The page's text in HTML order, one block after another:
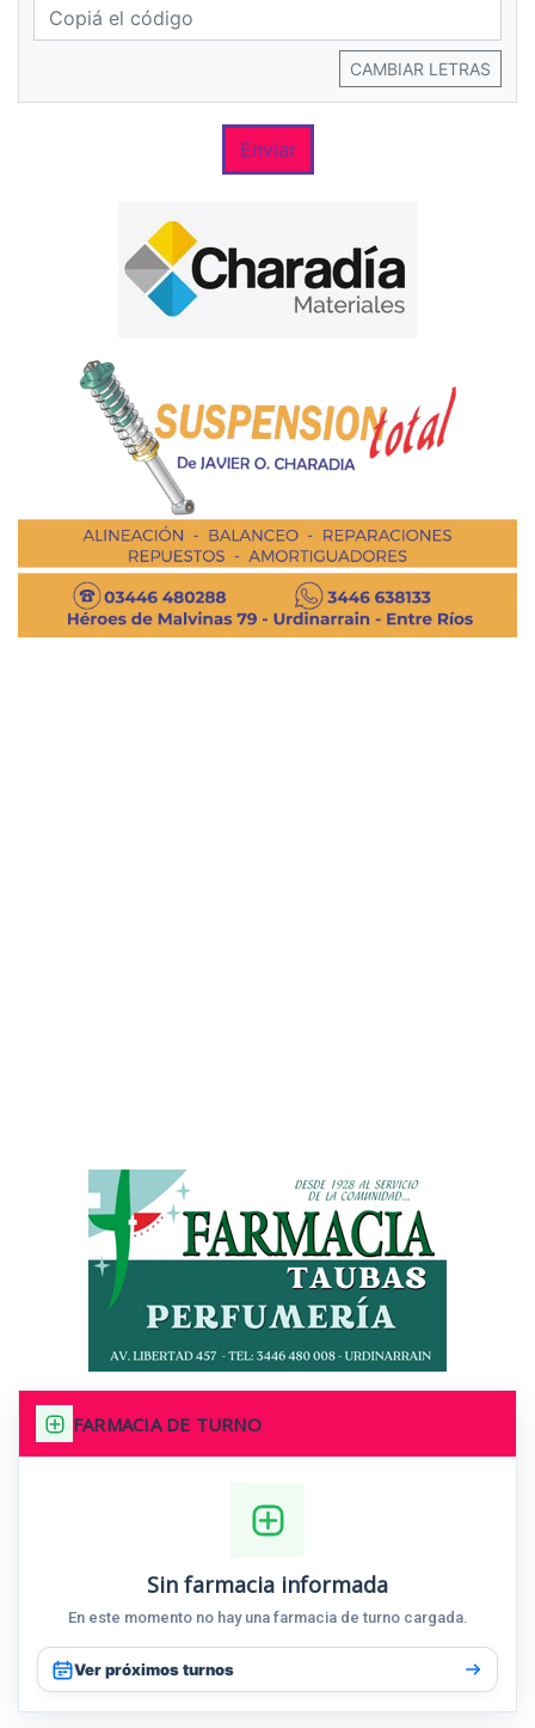
CAMBIAR LETRAS
FARMACIA DE TURNO
Sin farmacia informada
En este momento no hay una farmacia de turno cargada.
Ver próximos turnos